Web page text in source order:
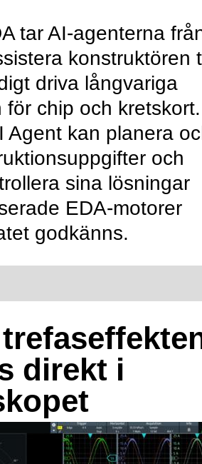
tar AI-agenterna
konstruktören
driva långvariga
för chip och kretskort.
Agent kan planera
och
sina lösningar
EDA-motorer
godkänns.
direkt i